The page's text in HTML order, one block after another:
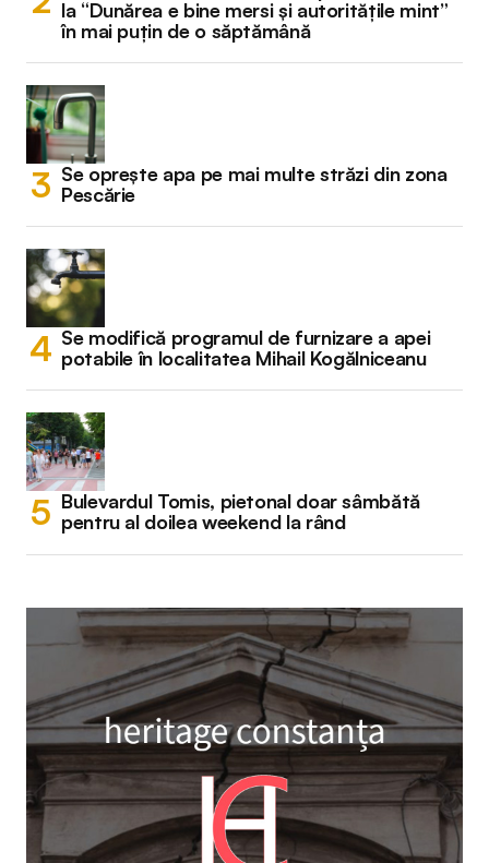
la “Dunărea e bine mersi și autoritățile mint”
în mai puțin de o săptămână
Se oprește apa pe mai multe străzi din zona
Pescărie
Se modifică programul de furnizare a apei
potabile în localitatea Mihail Kogălniceanu
Bulevardul Tomis, pietonal doar sâmbătă
pentru al doilea weekend la rând